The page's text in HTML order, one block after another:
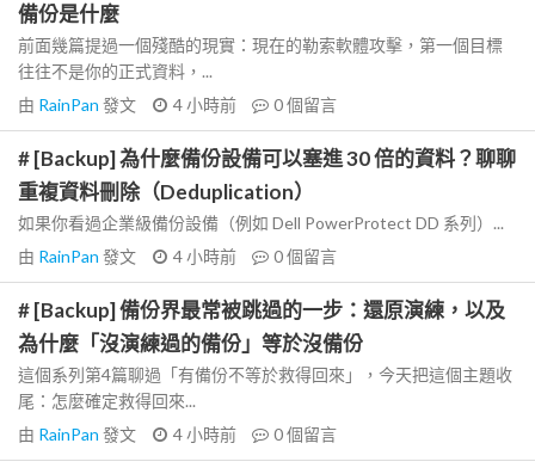
備份是什麼
前面幾篇提過一個殘酷的現實：現在的勒索軟體攻擊，第一個目標
往往不是你的正式資料，...
由 RainPan 發文 4 小時前 0個留言
# [Backup] 為什麼備份設備可以塞進 30 倍的資料？聊聊
重複資料刪除（Deduplication）
如果你看過企業級備份設備（例如 Dell PowerProtect DD 系列）...
由 RainPan 發文 4 小時前 0個留言
# [Backup] 備份界最常被跳過的一步：還原演練，以及
為什麼「沒演練過的備份」等於沒備份
這個系列第4篇聊過「有備份不等於救得回來」，今天把這個主題收
尾：怎麼確定救得回來...
由 RainPan 發文 4 小時前 0個留言